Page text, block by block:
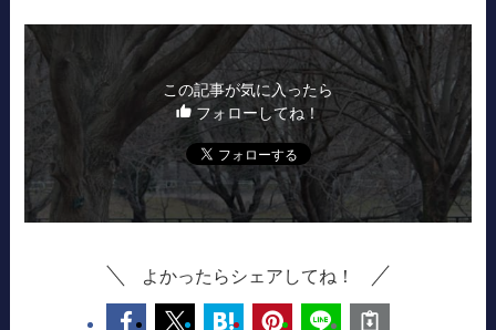
この記事が気に入ったら
フォローしてね！
よかったらシェアしてね！